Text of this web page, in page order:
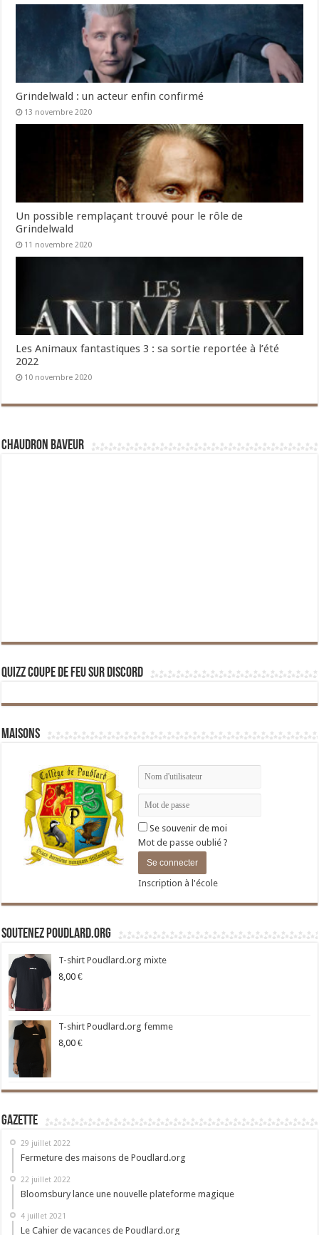
Grindelwald : un acteur enfin confirmé
13 novembre 2020
Un possible remplaçant trouvé pour le rôle de
Grindelwald
11 novembre 2020
Les Animaux fantastiques 3 : sa sortie reportée à l’été
2022
10 novembre 2020
Chaudron Baveur
Quizz Coupe de Feu sur Discord
Maisons
Se souvenir de moi
Mot de passe oublié ?
Inscription à l'école
Soutenez Poudlard.org
T-shirt Poudlard.org mixte
8,00 €
T-shirt Poudlard.org femme
8,00 €
Gazette
29 juillet 2022
Fermeture des maisons de Poudlard.org
22 juillet 2022
Bloomsbury lance une nouvelle plateforme magique
4 juillet 2021
Le Cahier de vacances de Poudlard.org